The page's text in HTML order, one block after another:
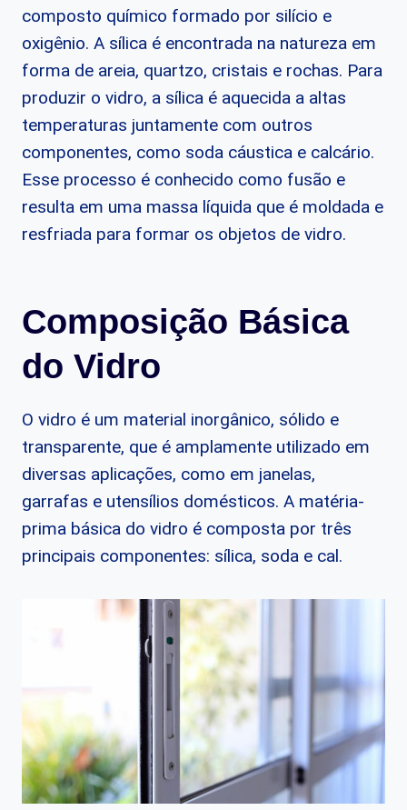
composto químico formado por silício e
oxigênio. A sílica é encontrada na natureza em
forma de areia, quartzo, cristais e rochas. Para
produzir o vidro, a sílica é aquecida a altas
temperaturas juntamente com outros
componentes, como soda cáustica e calcário.
Esse processo é conhecido como fusão e
resulta em uma massa líquida que é moldada e
resfriada para formar os objetos de vidro.
Composição Básica
do Vidro
O vidro é um material inorgânico, sólido e
transparente, que é amplamente utilizado em
diversas aplicações, como em janelas,
garrafas e utensílios domésticos. A matéria-
prima básica do vidro é composta por três
principais componentes: sílica, soda e cal.